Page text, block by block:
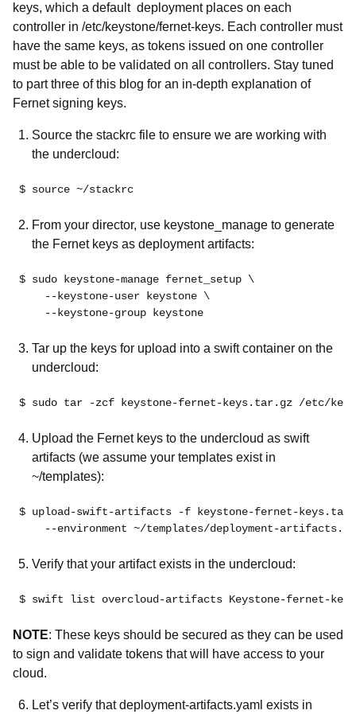
keys, which a default deployment places on each
controller in /etc/keystone/fernet-keys. Each controller must
have the same keys, as tokens issued on one controller
must be able to be validated on all controllers. Stay tuned
to part three of this blog for an in-depth explanation of
Fernet signing keys.
Source the stackrc file to ensure we are working with
the undercloud:
$ source ~/stackrc
From your director, use keystone_manage to generate
the Fernet keys as deployment artifacts:
$ sudo keystone-manage fernet_setup \
--keystone-user keystone \
--keystone-group keystone
Tar up the keys for upload into a swift container on the
undercloud:
$ sudo tar -zcf keystone-fernet-keys.tar.gz /etc/
Upload the Fernet keys to the undercloud as swift
artifacts (we assume your templates exist in
~/templates):
$ upload-swift-artifacts -f keystone-fernet-
--environment ~/templates/deployment-
Verify that your artifact exists in the undercloud:
$ swift list overcloud-artifacts Keystone-fernet-
NOTE: These keys should be secured as they can be used
to sign and validate tokens that will have access to your
cloud.
Let’s verify that deployment-artifacts.yaml exists in